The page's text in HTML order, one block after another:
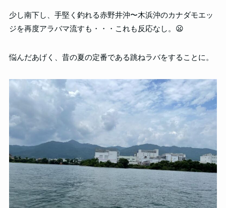
少し南下し、手堅く釣れる赤野井沖〜木浜沖のカナダモエッ
ジを再度アラバマ流すも・・・これも反応なし。😦
悩んだあげく、昔の夏の定番である跳ねラバをすることに。